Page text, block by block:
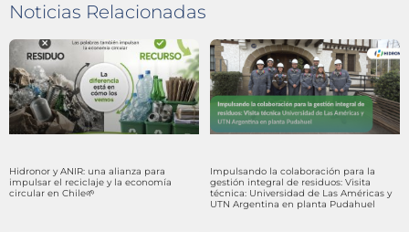
Noticias Relacionadas
Hidronor y ANIR: una alianza para
impulsar el reciclaje y la economía
circular en Chile🌱
Impulsando la colaboración para la
gestión integral de residuos: Visita
técnica: Universidad de Las Américas y
UTN Argentina en planta Pudahuel